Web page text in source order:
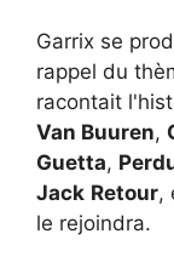
Garrix se
rappel du
racontait
Van Buuren,
Guetta,
Jack Retour,
le rejoindra.